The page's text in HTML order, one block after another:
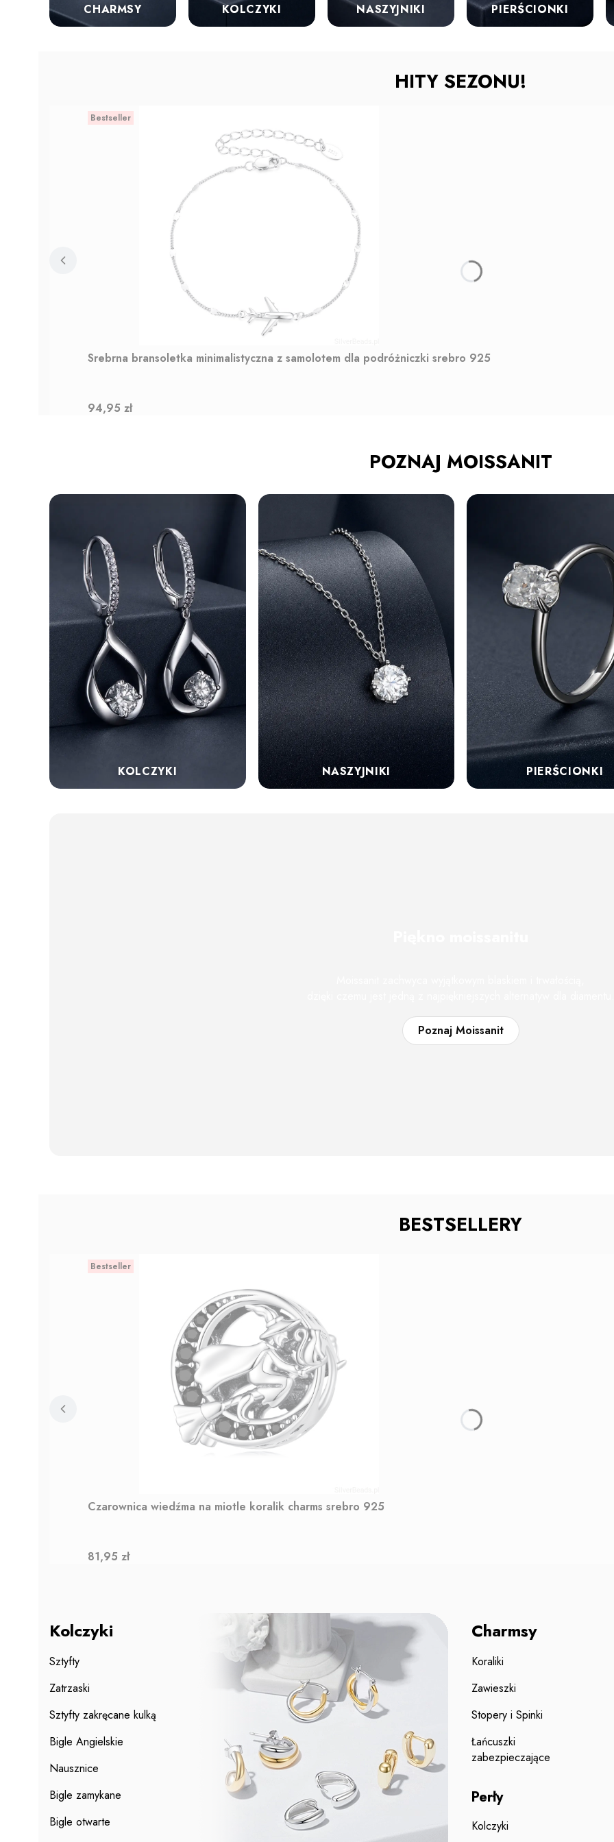
CHARMSY KOLCZYKI NASZYJNIKI PIERŚCIONKI
HITY SEZONU!
Bestseller
Srebrna bransoletka minimalistyczna z samolotem dla podróżniczki srebro 925
Cena
94,95 zł
POZNAJ MOISSANIT
KOLCZYKI NASZYJNIKI PIERŚCIONKI
Poznaj Moissanit
BESTSELLERY
Bestseller
Czarownica wiedźma na miotle koralik charms srebro 925
Cena
81,95 zł
Kolczyki
Sztyfty
Zatrzaski
Sztyfty zakręcane kulką
Bigle Angielskie
Nausznice
Bigle zamykane
Bigle otwarte
Charmsy
Koraliki
Zawieszki
Stopery i Spinki
Łańcuszki
zabezpieczające
Perły
Kolczyki